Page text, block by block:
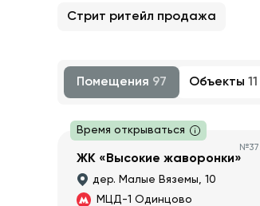
Стрит ритейл продажа
Помещения 97 Объекты 11
Время открываться
№
ЖК «Высокие жаворонки»
дер. Малые Вяземы, 10
МЦД-1 Одинцово